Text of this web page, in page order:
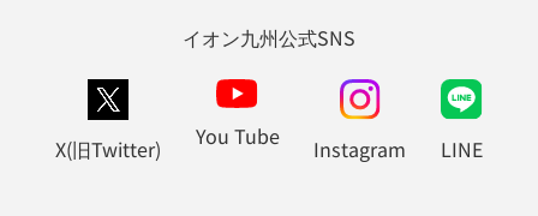
イオン九州公式SNS
X(旧Twitter) You Tube Instagram LINE